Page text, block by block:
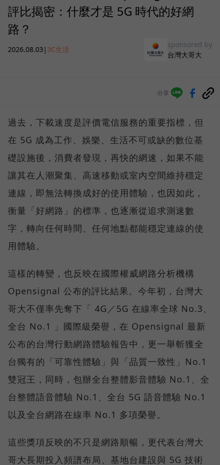
評比揭密：什麼才是 5G 時代的好網
路？
2026.08.03 | 3C生活
sponsored by
台灣大哥大
分享
過去，下載速度是評價電信服務的重要指標，但
在 5G 成為工作、娛樂、生活不可或缺的數位基
礎設施後，消費者發現，再快的網速，如果不能
讓其在人潮聚集、高速移動或室內空間維持穩定
連線，即無法轉換成好的使用體驗，也因如此，
衡量「好網路」的標準，也逐漸從追求測速數
字，轉向任何時間、任何地點都能穩定連線的使
用體驗。
這樣的轉變，也反映在國際權威網路分析機構
Opensignal 公布的評比結果。今年初，台灣大
哥大不僅率先奪下「 4G／5G 在線率全球 No.3、
全台 No.1 」國際級榮譽，在 Opensignal 最新
公布的台灣行動網路體驗報告中，更一舉斬獲全
台獨有的「可靠性體驗」與「品質一致性」No.1
雙冠王，同時，包辦全台整體影音體驗 No.1、全
台整體語音體驗 No.1、全台 5G 語音體驗 No.1
以及全台網路在線率 No.1 多項榮譽。
這些獎項反映的不只是網路順暢，更代表台灣大
哥大長期投入頻譜布局、基地台建設與 5G 技術